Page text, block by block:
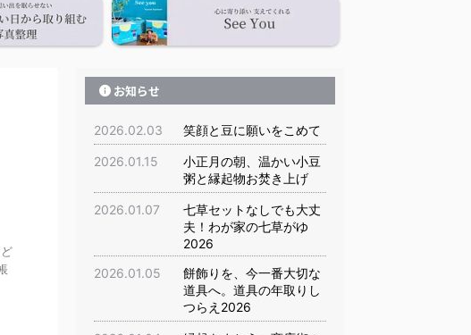
お知らせ
2026.02.03 笑顔と豆に願いをこめて
2026.01.15
小正月の朝、温かい小豆
粥と縁起物お焚き上げ
2026.01.07
七草セットなしでも大丈
夫！わが家の七草がゆ
2026
2026.01.05
餅飾りを、今一番大切な
道具へ。道具の年取りし
つらえ2026